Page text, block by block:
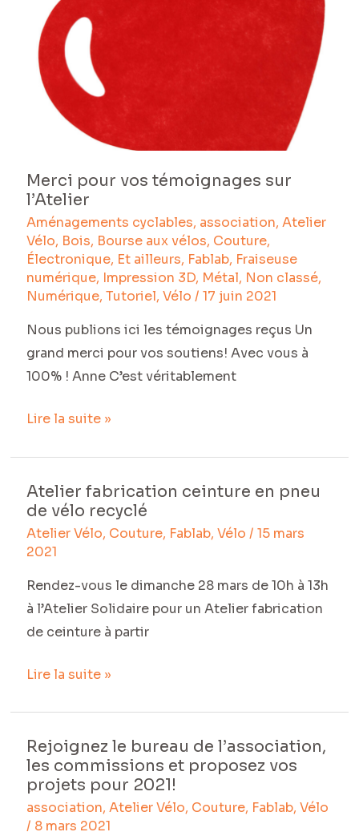
14h
19h
Merci pour vos témoignages sur
l’Atelier
Aménagements cyclables, association, Atelier
Vélo, Bois, Bourse aux vélos, Couture,
Électronique, Et ailleurs, Fablab, Fraiseuse
numérique, Impression 3D, Métal, Non classé,
Numérique, Tutoriel, Vélo / 17 juin 2021
Nous publions ici les témoignages reçus Un
grand merci pour vos soutiens! Avec vous à
100% ! Anne C’est véritablement
pour
vos
témoignages
sur
l’Atelier
Lire la suite »
Atelier fabrication ceinture en pneu
de vélo recyclé
Atelier Vélo, Couture, Fablab, Vélo / 15 mars
2021
Rendez-vous le dimanche 28 mars de 10h à 13h
à l’Atelier Solidaire pour un Atelier fabrication
de ceinture à partir
Atelier
fabrication
ceinture
en
pneu
de
vélo
Lire la suite »
Rejoignez le bureau de l’association,
les commissions et proposez vos
projets pour 2021!
association, Atelier Vélo, Couture, Fablab, Vélo
/ 8 mars 2021
Rejoignez
le
bureau
de